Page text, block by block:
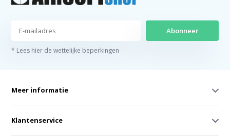
Abonneer
* Lees hier de wettelijke beperkingen
Meer informatie
Klantenservice